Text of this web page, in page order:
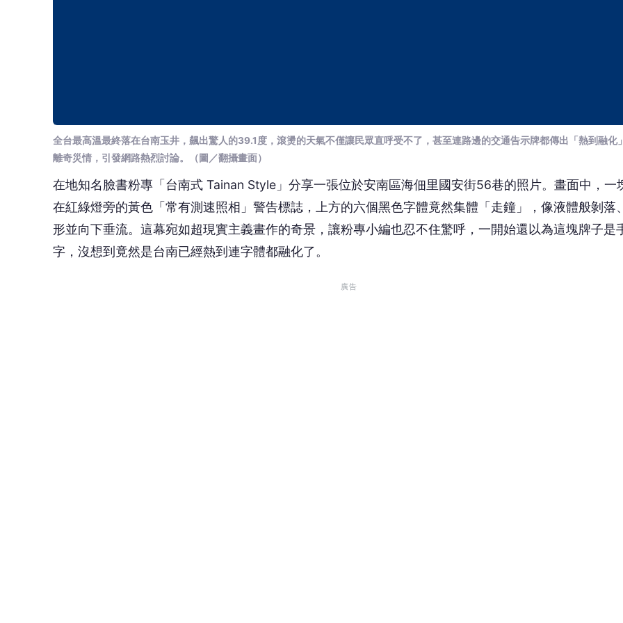
全台最高溫最終落在台南玉井，飆出驚人的39.1度，滾燙的天氣不僅讓民眾直呼受不了，甚至連路邊的交通告示牌都傳出「熱到融化
離奇災情，引發網路熱烈討論。（圖／翻攝畫面）
在地知名臉書粉專「台南式 Tainan Style」分享一張位於安南區海佃里國安街56巷的照片。畫面中，一
在紅綠燈旁的黃色「常有測速照相」警告標誌，上方的六個黑色字體竟然集體「走鐘」，像液體般剝落
形並向下垂流。這幕宛如超現實主義畫作的奇景，讓粉專小編也忍不住驚呼，一開始還以為這塊牌子是
字，沒想到竟然是台南已經熱到連字體都融化了。
廣告